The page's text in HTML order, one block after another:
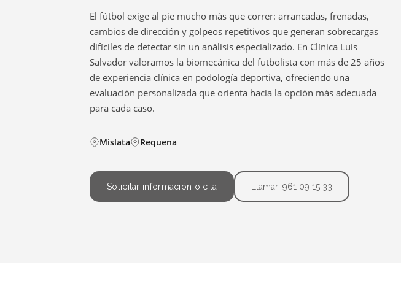
El fútbol exige al pie mucho más que correr: arrancadas, frenadas,
cambios de dirección y golpeos repetitivos que generan sobrecargas
difíciles de detectar sin un análisis especializado. En Clínica Luis
Salvador valoramos la biomecánica del futbolista con más de 25 años
de experiencia clínica en podología deportiva, ofreciendo una
evaluación personalizada que orienta hacia la opción más adecuada
para cada caso.
Mislata Requena
Solicitar información o cita Llamar: 961 09 15 33